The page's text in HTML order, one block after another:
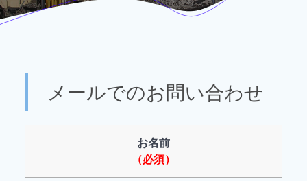
メールでのお問い合わせ
お名前
（必須）